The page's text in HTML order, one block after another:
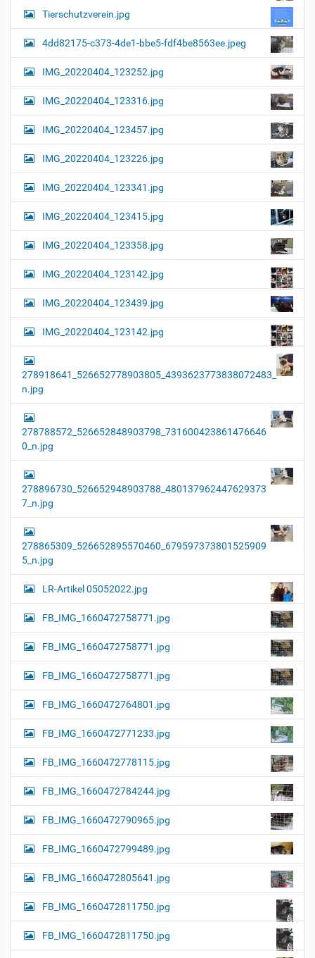
l
r
e
…
i
g
a
t
i
o
n
Tierschutzverein.jpg
4dd82175-c373-4de1-bbe5-fdf4be8563ee.jpeg
IMG_20220404_123252.jpg
IMG_20220404_123316.jpg
IMG_20220404_123457.jpg
IMG_20220404_123226.jpg
IMG_20220404_123341.jpg
IMG_20220404_123415.jpg
IMG_20220404_123358.jpg
IMG_20220404_123142.jpg
IMG_20220404_123439.jpg
IMG_20220404_123142.jpg
278918641_526652778903805_4393623773838072483_
n.jpg
278788572_526652848903798_731600423861476646
0_n.jpg
278896730_526652948903788_480137962447629373
7_n.jpg
278865309_526652895570460_679597373801525909
5_n.jpg
LR-Artikel 05052022.jpg
FB_IMG_1660472758771.jpg
FB_IMG_1660472758771.jpg
FB_IMG_1660472758771.jpg
FB_IMG_1660472764801.jpg
FB_IMG_1660472771233.jpg
FB_IMG_1660472778115.jpg
FB_IMG_1660472784244.jpg
FB_IMG_1660472790965.jpg
FB_IMG_1660472799489.jpg
FB_IMG_1660472805641.jpg
FB_IMG_1660472811750.jpg
FB_IMG_1660472811750.jpg